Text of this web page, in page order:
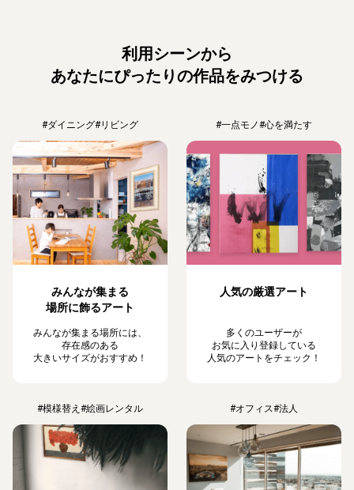
利用シーンから
あなたにぴったりの作品をみつける
#ダイニング#リビング
みんなが集まる
場所に飾るアート
みんなが集まる場所には、
存在感のある
大きいサイズがおすすめ！
#一点モノ#心を満たす
人気の厳選アート
多くのユーザーが
お気に入り登録している
人気のアートをチェック！
#模様替え #絵画レンタル #オフィス#法人